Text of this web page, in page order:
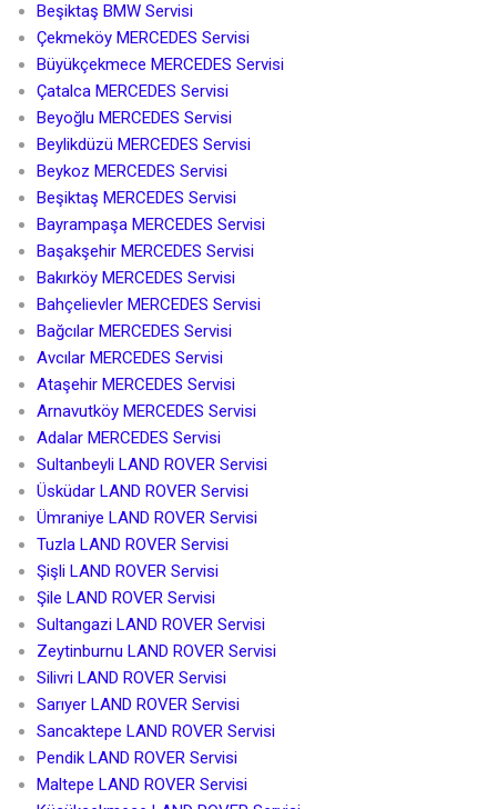
Beşiktaş BMW Servisi
Çekmeköy MERCEDES Servisi
Büyükçekmece MERCEDES Servisi
Çatalca MERCEDES Servisi
Beyoğlu MERCEDES Servisi
Beylikdüzü MERCEDES Servisi
Beykoz MERCEDES Servisi
Beşiktaş MERCEDES Servisi
Bayrampaşa MERCEDES Servisi
Başakşehir MERCEDES Servisi
Bakırköy MERCEDES Servisi
Bahçelievler MERCEDES Servisi
Bağcılar MERCEDES Servisi
Avcılar MERCEDES Servisi
Ataşehir MERCEDES Servisi
Arnavutköy MERCEDES Servisi
Adalar MERCEDES Servisi
Sultanbeyli LAND ROVER Servisi
Üsküdar LAND ROVER Servisi
Ümraniye LAND ROVER Servisi
Tuzla LAND ROVER Servisi
Şişli LAND ROVER Servisi
Şile LAND ROVER Servisi
Sultangazi LAND ROVER Servisi
Zeytinburnu LAND ROVER Servisi
Silivri LAND ROVER Servisi
Sarıyer LAND ROVER Servisi
Sancaktepe LAND ROVER Servisi
Pendik LAND ROVER Servisi
Maltepe LAND ROVER Servisi